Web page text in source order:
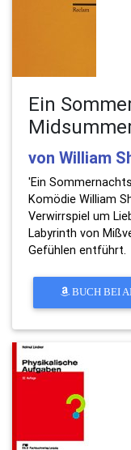
Ein
von William
'Ein
Komödie William
Verwirrspiel um
Labyrinth von
Gefühlen entführt.
BUCH BEI